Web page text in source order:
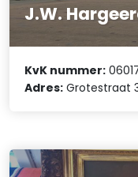
J.W.
KvK nummer:
Adres: Grotestraat